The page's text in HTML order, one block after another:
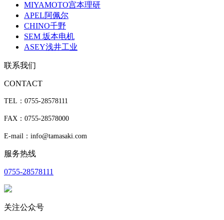
MIYAMOTO宫本理研
APEL阿佩尔
CHINO千野
SEM 坂本电机
ASEY浅井工业
联系我们
CONTACT
TEL：0755-28578111
FAX：0755-28578000
E-mail：info@tamasaki.com
服务热线
0755-28578111
关注公众号